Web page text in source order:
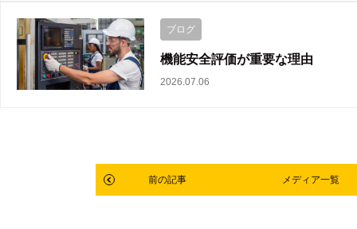
ブログ
機能安全評価が重要な理由
2026.07.06
前の記事 メディア一覧